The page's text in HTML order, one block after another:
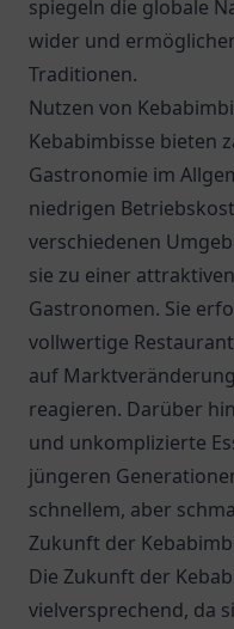
spiegeln die globale
wider und
Traditionen.
Nutzen von
Kebabimbisse bieten
Gastronomie im
niedrigen
verschiedenen
sie zu einer
Gastronomen. Sie
vollwertige
auf
reagieren. Darüber
und unkomplizierte
jüngeren
schnellem, aber
Zukunft der
Die Zukunft der
vielversprechend, da